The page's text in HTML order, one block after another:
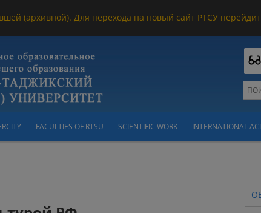
(архивной). Для перехода на новый сайт РТСУ
FACULTIES OF RTSU SCIENTIFIC WORK INTERNATIONAL